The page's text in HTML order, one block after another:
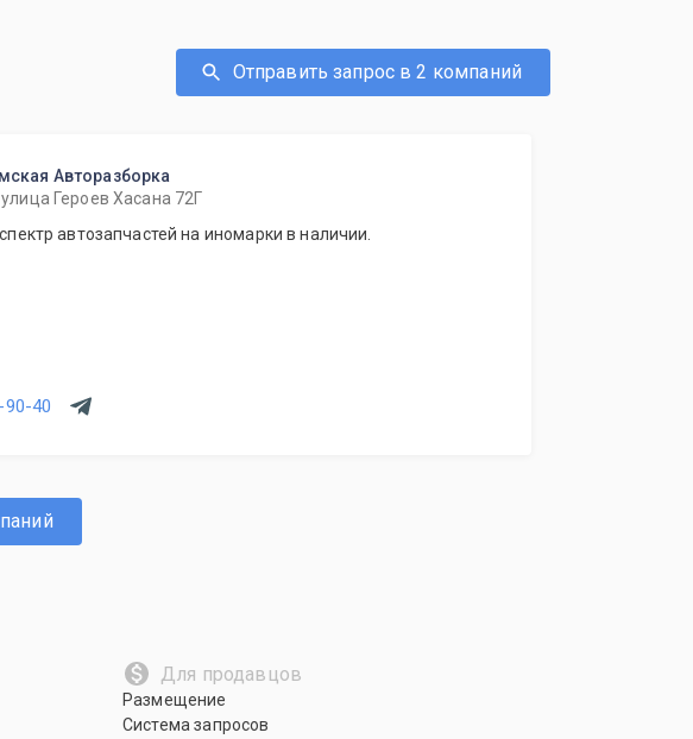
Отправить запрос в 2 компаний
Авторазборка
Героев Хасана 72Г
автозапчастей на иномарки в наличии.
90-40
Для продавцов
Размещение
Система запросов